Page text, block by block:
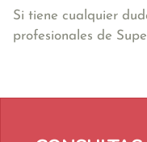
Si tiene cualquier
profesionales de